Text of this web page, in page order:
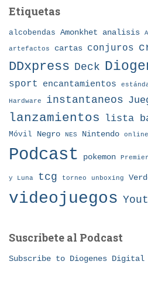
Etiquetas
alcobendas Amonkhet analisis
artefactos cartas conjuros
DDxpress Deck
sport
encantamientos
Hardware instantaneos
lanzamientos lista
Móvil Negro NES Nintendo online
Podcast pokemon
y Luna tcg torneo unboxing
videojuegos
Suscribete al Podcast
Subscribe to Diogenes Digital